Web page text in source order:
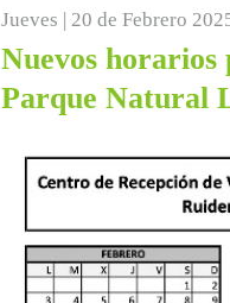
Jueves | 20 de Febrero
Nuevos horarios
Parque Natural